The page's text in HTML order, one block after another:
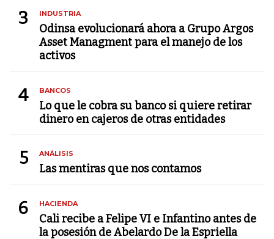
3 INDUSTRIA
Odinsa evolucionará ahora a Grupo Argos
Asset Managment para el manejo de los
activos
4 BANCOS
Lo que le cobra su banco si quiere retirar
dinero en cajeros de otras entidades
5 ANÁLISIS
Las mentiras que nos contamos
6 HACIENDA
Cali recibe a Felipe VI e Infantino antes de
la posesión de Abelardo De la Espriella